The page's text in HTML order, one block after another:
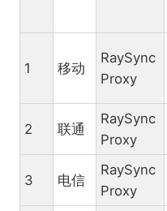
1 移动
RaySync
Proxy
2 联通
RaySync
Proxy
3 电信
RaySync
Proxy